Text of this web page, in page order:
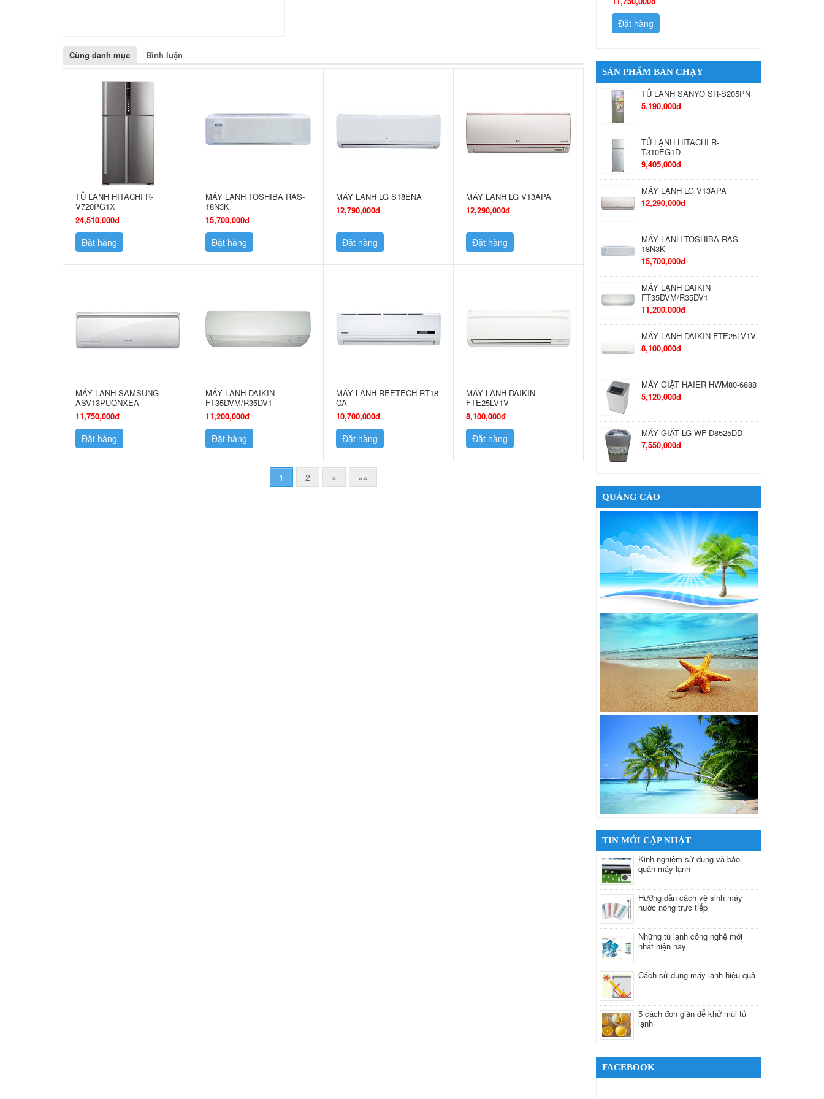
Cùng danh mục Bình luận
TỦ LẠNH HITACHI R-
V720PG1X
24,510,000đ
Đặt hàng
MÁY LẠNH TOSHIBA RAS-
18N3K
15,700,000đ
Đặt hàng
MÁY LẠNH LG S18ENA
12,790,000đ
Đặt hàng
MÁY LẠNH LG V13APA
12,290,000đ
Đặt hàng
MÁY LẠNH SAMSUNG
ASV13PUQNXEA
11,750,000đ
Đặt hàng
MÁY LẠNH DAIKIN
FT35DVM/R35DV1
11,200,000đ
Đặt hàng
MÁY LẠNH REETECH RT18-
CA
10,700,000đ
Đặt hàng
MÁY LẠNH DAIKIN
FTE25LV1V
8,100,000đ
Đặt hàng
1 2 » »»
Đặt hàng
SẢN PHẨM BÁN CHẠY
TỦ LẠNH SANYO SR-S205PN
5,190,000đ
TỦ LẠNH HITACHI R-
T310EG1D
9,405,000đ
MÁY LẠNH LG V13APA
12,290,000đ
MÁY LẠNH TOSHIBA RAS-
18N3K
15,700,000đ
MÁY LẠNH DAIKIN
FT35DVM/R35DV1
11,200,000đ
MÁY LẠNH DAIKIN FTE25LV1V
8,100,000đ
MÁY GIẶT HAIER HWM80-6688
5,120,000đ
MÁY GIẶT LG WF-D8525DD
7,550,000đ
38,790,000đ
TỦ LẠNH TOSHIBA GR-
K21VPB
7,000,000đ
QUẢNG CÁO
TIN MỚI CẬP NHẬT
Kinh nghiệm sử dụng và bảo
quản máy lạnh
Hướng dẫn cách vệ sinh máy
nước nóng trực tiếp
Những tủ lạnh công nghệ mới
nhất hiện nay
Cách sử dụng máy lạnh hiệu quả
5 cách đơn giản để khử mùi tủ
lạnh
FACEBOOK